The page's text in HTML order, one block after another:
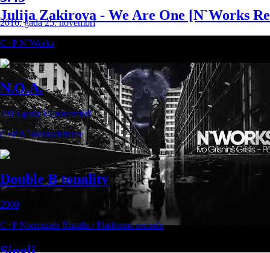
2016. gada 25. novembrī
C+P N`Works
N.O.A.
2013.gada 14.novembrī
C+P N`Works/Micrec
Double B tonality
2009
C+P Normunds Rutulis / Platforma records
Julija Zakirova - We Are One [N`Works